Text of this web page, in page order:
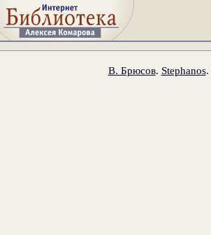
В. Брюсов. Stephanos.